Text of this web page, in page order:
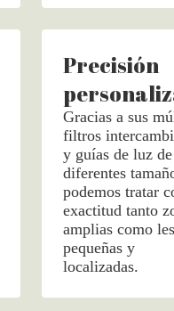
Precisión
Gracias a sus
filtros
y guías de luz de
diferentes
podemos tratar
exactitud tanto
amplias como
pequeñas y
localizadas.